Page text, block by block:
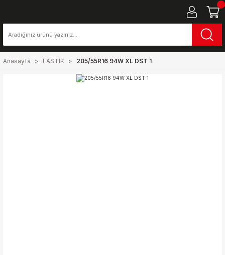
Anasayfa LASTİK 205/55R16 94W XL DST 1